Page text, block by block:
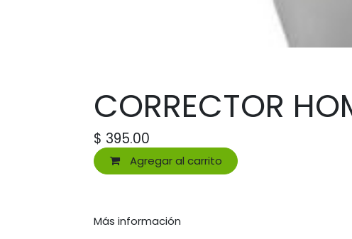
CORRECTOR
$ 395.00
Agregar al carrito
Más información